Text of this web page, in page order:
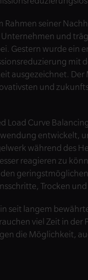
seiner
und
Gestern wurde ein
ausgezeichnet.
und
Load Curve
entwickelt,
während des
reagieren zu
Trocken
seit langem
viel Zeit in der
die Möglichkeit,